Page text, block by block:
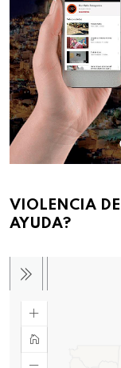
VIOLENCIA
AYUDA?